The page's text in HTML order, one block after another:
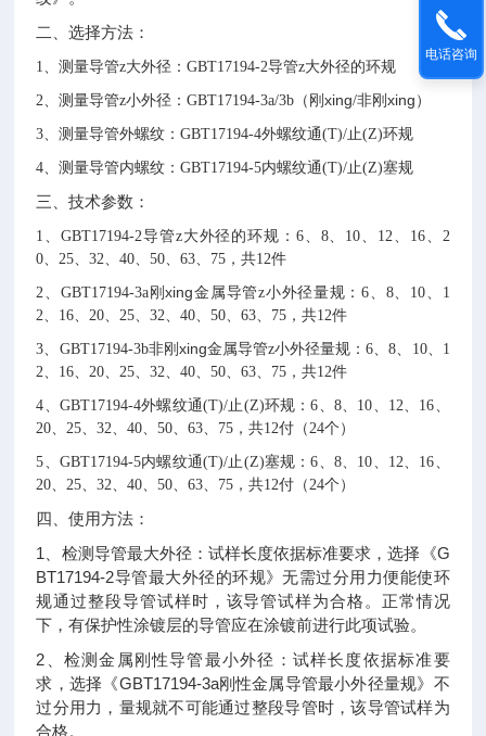
二、选择方法：
1、测量导管z大外径：GBT17194-2导管z大外径的环规
2、测量导管z小外径：GBT17194-3a/3b （刚xing/非刚xing ）
3、测量导管外螺纹：GBT17194-4外螺纹通(T)/止(Z)环规
4、测量导管内螺纹：GBT17194-5内螺纹通(T)/止(Z)塞规
三、技术参数：
1 、GBT17194-2导管z大外径的环规： 6、 8、 10、 12、 16、 2
0、25、32、40、50、63、 75 ，共12件
2、 GBT17194-3a刚xing金属导管z小外径量规：6、 8、 10、 1
2、 16、20、25、32、40、50、63、 75 ，共12件
3、 GBT17194-3b非刚 xing金属导管z小外径量规：6、8、 10、 1
2、 16、20、25、32、40、50、63、 75 ，共12件
4、 GBT17194-4外螺纹通(T)/止(Z)环规：6、 8、 10、 12、 16、
20、25、32、40、50、63、 75 ，共12付（24个）
5、 GBT17194-5内螺纹通(T)/止(Z)塞规：6、 8、 10、 12、 16、
20、25、32、40、50、63、 75 ，共12付（24个）
四、使用方法：
1 、检测导管最大外径：试样长度依据标准要求，选择《G
BT17194-2导管最大外径的环规》无需过分用力便能使环
规通过整段导管试样时，该导管试样为合格。正常情况
下，有保护性涂镀层的导管应在涂镀前进行此项试验。
2 、检测金属刚性导管最小外径：试样长度依据标准要
求，选择《GBT17194-3a刚性金属导管最小外径量规》不
过分用力，量规就不可能通过整段导管时，该导管试样为
合格。
电话咨询